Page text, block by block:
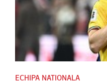
ECHIPA NATIONALA